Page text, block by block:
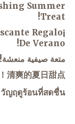
Summer
Treat!
Regalo
De Verano!
متعة صيفية منعشة!
清爽的夏日甜点！
ญฤดูร้อนที่สดชื่น!